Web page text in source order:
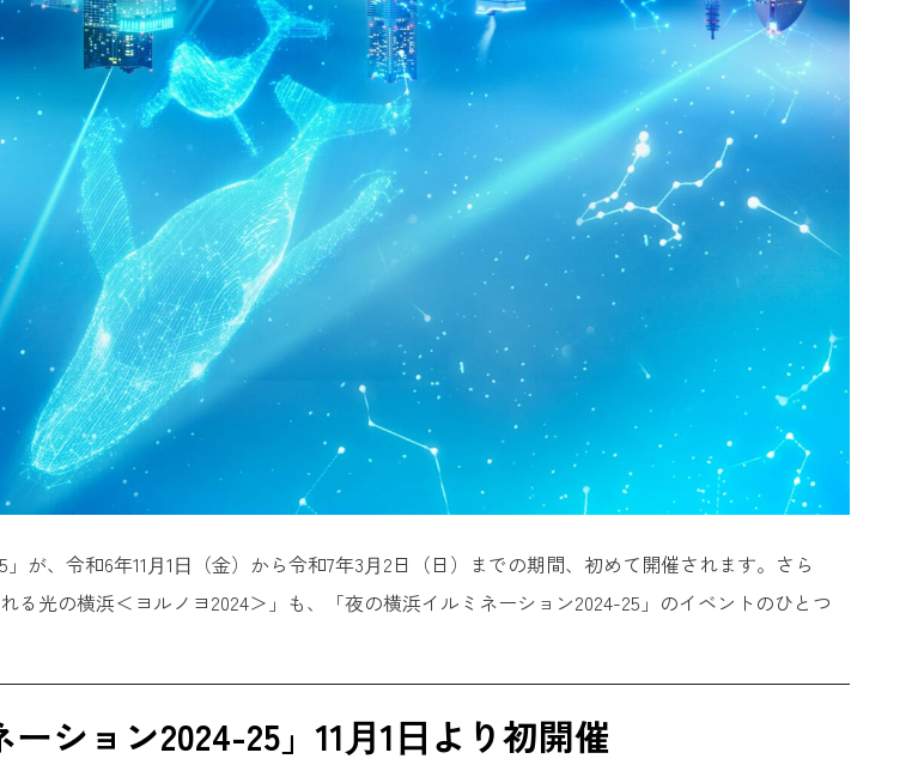
」が、令和6年11⽉1⽇（金）から令和7年3⽉2日（日）までの期間、初めて開催されます。さら
る光の横浜＜ヨルノヨ2024＞」も、「夜の横浜イルミネーション2024-25」のイベントのひとつ
ーション2024-25」11⽉1⽇より初開催